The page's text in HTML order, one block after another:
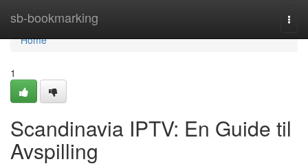
sb-bookmarking
Home
Home
1
Scandinavia IPTV: En Guide til
Avspilling